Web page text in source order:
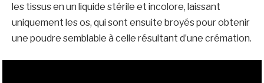
les tissus en un liquide stérile et incolore, laissant
uniquement les os, qui sont ensuite broyés pour obtenir
une poudre semblable à celle résultant d’une crémation.